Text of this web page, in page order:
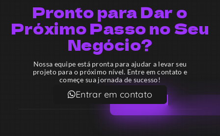
Pronto para Dar o
Próximo Passo no Seu
Negócio?
Nossa equipe está pronta para ajudar a levar seu
projeto para o próximo nível. Entre em contato e
começe sua jornada de sucesso!
Entrar em contato